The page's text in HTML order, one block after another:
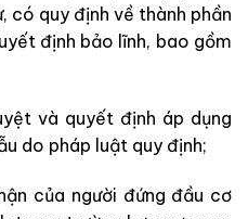
có quy định về thành phần
định bảo lĩnh, bao gồm
và quyết định áp dụng
do pháp luật quy định;
của người đứng đầu cơ